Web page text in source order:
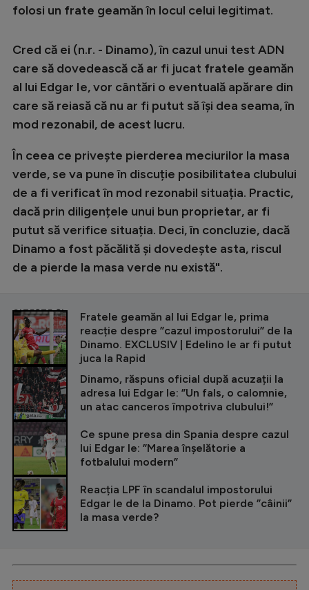
folosi un frate geamăn în locul celui legitimat.
Cred că ei (n.r. - Dinamo), în cazul unui test ADN
care să dovedească că ar fi jucat fratele geamăn
al lui Edgar Ie, vor cântări o eventuală apărare din
care să reiasă că nu ar fi putut să își dea seama, în
mod rezonabil, de acest lucru.
În ceea ce privește pierderea meciurilor la masa
verde, se va pune în discuție posibilitatea clubului
de a fi verificat în mod rezonabil situația. Practic,
dacă prin diligențele unui bun proprietar, ar fi
putut să verifice situația. Deci, în concluzie, dacă
Dinamo a fost păcălită și dovedește asta, riscul
de a pierde la masa verde nu există".
CITEȘTE ȘI
Fratele geamăn al lui Edgar Ie, prima
reacție despre ”cazul impostorului” de la
Dinamo. EXCLUSIV | Edelino Ie ar fi putut
juca la Rapid
Dinamo, răspuns oficial după acuzații la
adresa lui Edgar Ie: ”Un fals, o calomnie,
un atac canceros împotriva clubului!”
Ce spune presa din Spania despre cazul
lui Edgar Ie: ”Marea înșelătorie a
fotbalului modern”
Reacția LPF în scandalul impostorului
Edgar Ie de la Dinamo. Pot pierde ”câinii”
la masa verde?